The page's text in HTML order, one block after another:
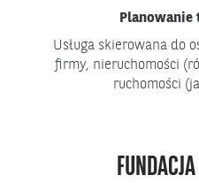
Planowanie
Usługa skierowana do
firmy, nieruchomości
ruchomości